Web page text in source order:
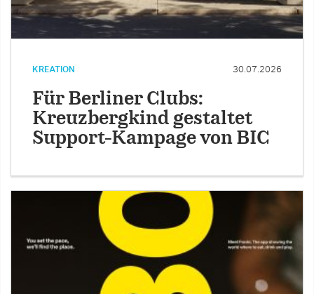
KREATION 30.07.2026
Für Berliner Clubs:
Kreuzbergkind gestaltet
Support-Kampage von BIC